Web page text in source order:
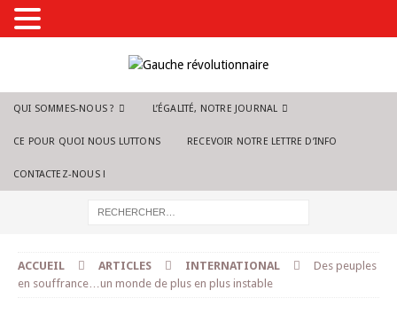
QUI SOMMES-NOUS ? L’ÉGALITÉ, NOTRE JOURNAL
CE POUR QUOI NOUS LUTTONS RECEVOIR NOTRE LETTRE D’INFO
CONTACTEZ-NOUS !
ACCUEIL ARTICLES INTERNATIONAL
Des peuples
en souffrance…un monde de plus en plus instable